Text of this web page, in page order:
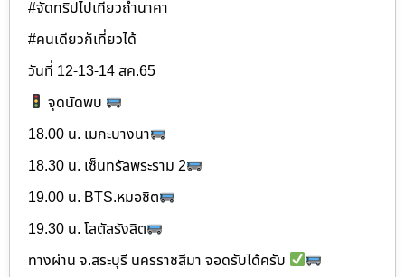
#จัดทริปไปเที่ยวถ้ำนาคา
#คนเดียวก็เที่ยวได้
วันที่ 12-13-14 สค.65
จุดนัดพบ
18.00 น. เมกะบางนา
18.30 น. เซ็นทรัลพระราม 2
19.00 น. BTS.หมอชิต
19.30 น. โลตัสรังสิต
ทางผ่าน จ.สระบุรี นครราชสีมา จอดรับได้ครับ